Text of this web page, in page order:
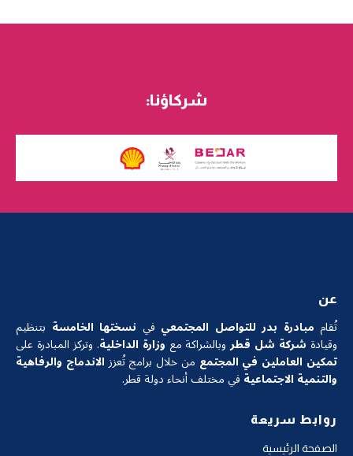
شركاؤنا:
عن
تُقام مبادرة بدر للتواصل المجتمعي في نسختها الخامسة بتنظيم
وقيادة شركة شل قطروبالشراكة مع وزارة الداخلية. وتركز المبادرة على
تمكين العاملين في المجتمع من خلال برامج تُعززالاندماج والرفاهية
والتنمية الاجتماعية في مختلف أنحاء دولة قطر.
روابط سريعة
الصفحة الرئيسية